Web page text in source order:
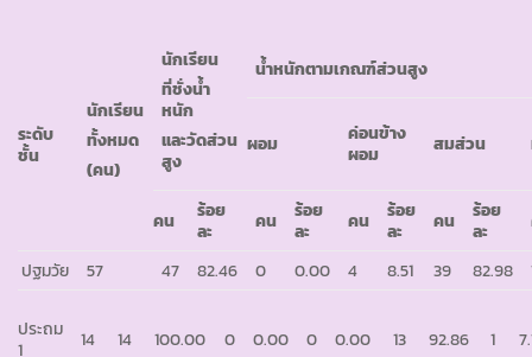
ระดับ
ชั้น
นักเรียน
ทั้งหมด
(คน)
นักเรียน
ที่ชั่งน้ำ
หนัก
และวัดส่วน
สูง
น้ำหนักตามเกณฑ์ส่วนสูง
ผอม
ค่อนข้าง
ผอม
สมส่วน
คน
ร้อย
ละ
คน
ร้อย
ละ
คน
ร้อย
ละ
คน
ร้อย
ละ
ปฐมวัย
57 47 82.46 0 0.00 4 8.51 39 82.98
ประถม
1
14 14 100.00 0 0.00 0 0.00 13 92.86 1